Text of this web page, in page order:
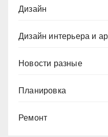
Дизайн
Дизайн интерьера и
Новости разные
Планировка
Ремонт